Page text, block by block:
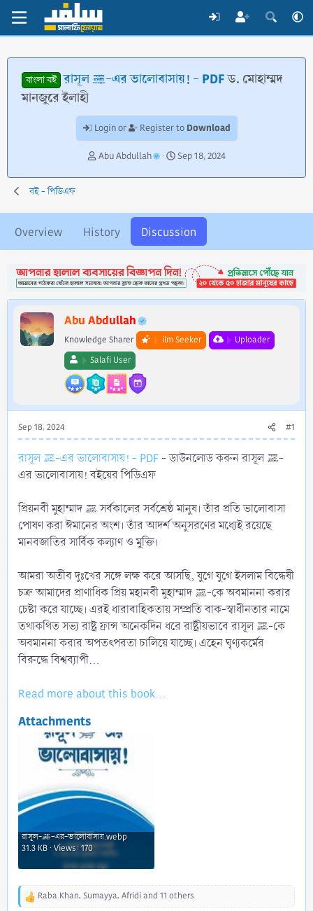
বাংলা বই রাসূল ﷺ-এর ভালোবাসায়! - PDFড. মোহাম্মদ
মানজুরে ইলাহী
Login or Register to Download
T
r
s
t
r
t
e
r
Abu Abdullah
S
a
a
t
Sep 18, 2024
বই - পিডিএফ
Overview History Discussion
Abu Abdullah
Knowledge Sharer ilm Seeker
Uploader
Salafi User
Sep 18, 2024 #1
রাসূল ﷺ-এর ভালোবাসায়! - PDF- ডাউনলোড করুন রাসূল ﷺ-
এর ভালোবাসায়! বইয়ের পিডিএফ
প্রিয়নবী মুহাম্মাদ ﷺ সর্বকালের সর্বশ্রেষ্ঠ মানুষ। তাঁর প্রতি ভালোবাসা
পোষণ করা ঈমানের অংশ। তাঁর আদর্শ অনুসরণের মধ্যেই রয়েছে
মানবজাতির সার্বিক কল্যাণ ও মুক্তি।
আমরা অতীব দুঃখের সঙ্গে লক্ষ করে আসছি, যুগে যুগে ইসলাম বিদ্ধেষী
চক্র আমাদের প্রাণাধিক প্রিয় মহানবী মুহাম্মাদ ﷺ-কে অবমাননা করার
চেষ্টা করে যাচ্ছে। এরই ধারাবাহিকতায় সম্প্রতি বাক-স্বাধীনতার নামে
তথাকথিত সভ্য রাষ্ট্র ফ্রান্স অনেকদিন ধরে রাষ্ট্রীয়ভাবে রাসূল ﷺ-কে
অবমাননা করার অপতৎপরতা চালিয়ে যাচ্ছে। এহেন ঘৃণ্যকর্মের
বিরুদ্ধে বিশ্বব্যাপী...
Read more about this book...
Attachments
রাসূল-ﷺ-এর-ভালোবাসায়.webp
31.3 KB · Views: 170
R
Raba Khan, Sumayya, Afridiand 11 others